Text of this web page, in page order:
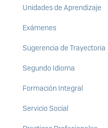
Unidades de Aprendizaje
Exámenes
Sugerencia de Trayectoria
Segundo Idioma
Formación Integral
Servicio Social